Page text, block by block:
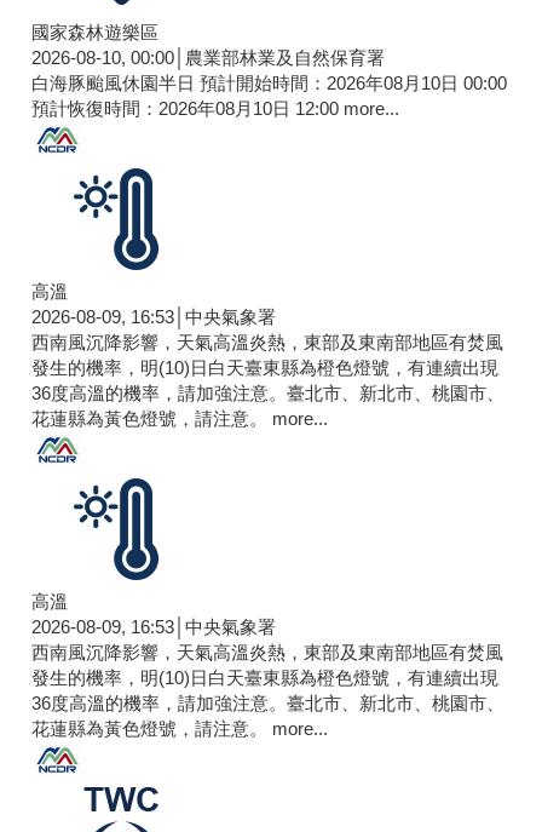
國家森林遊樂區
2026-08-10, 00:00│農業部林業及自然保育署
白海豚颱風休園半日 預計開始時間：2026年08月10日 00:00
預計恢復時間：2026年08月10日 12:00 more...
高溫
2026-08-09, 16:53│中央氣象署
西南風沉降影響，天氣高溫炎熱，東部及東南部地區有焚風
發生的機率，明(10)日白天臺東縣為橙色燈號，有連續出現
36度高溫的機率，請加強注意。臺北市、新北市、桃園市、
花蓮縣為黃色燈號，請注意。 more...
高溫
2026-08-09, 16:53│中央氣象署
西南風沉降影響，天氣高溫炎熱，東部及東南部地區有焚風
發生的機率，明(10)日白天臺東縣為橙色燈號，有連續出現
36度高溫的機率，請加強注意。臺北市、新北市、桃園市、
花蓮縣為黃色燈號，請注意。 more...